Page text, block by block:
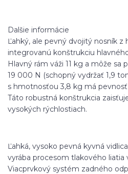
Dalšie informácie
Ľahký, ale pevný dvojitý nosník z
integrovanú konštrukciu
Hlavný rám váži 11 kg a môže
19 000 N (schopný vydržať 1,9
s hmotnosťou 3,8 kg má
Táto robustná konštrukcia
vysokých rýchlostiach.
Ľahká, vysoko pevná kyvná
vyrába procesom tlakového liatia
Viacprvkový systém zadného